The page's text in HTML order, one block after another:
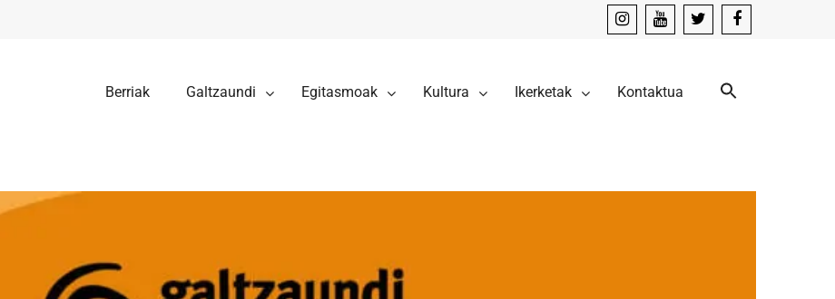
Berriak Galtzaundi Egitasmoak Kultura Ikerketak Kontaktua